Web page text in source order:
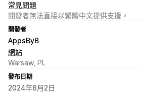
常見問題
開發者無法直接以繁體中文提供支援。
開發者
AppsByB
網站
Warsaw, PL
發布日期
2024年8月2日